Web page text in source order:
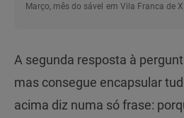
Março, mês do sável em Vila Franca de
A segunda resposta à
mas consegue encapsular
acima diz numa só frase: